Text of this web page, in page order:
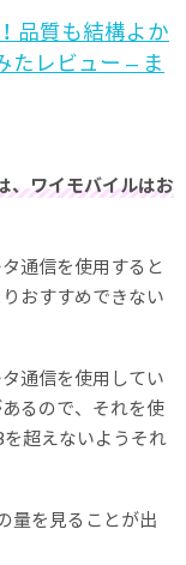
品質も結構よか
たレビュー – ま
、ワイモバイルはお
通信を使用すると
おすすめできない
通信を使用してい
るので、それを使
超えないようそれ
量を見ることが出